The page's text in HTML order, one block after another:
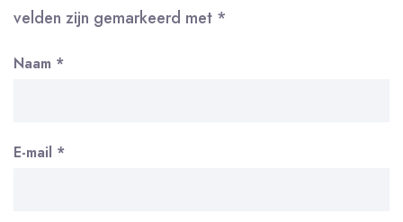
velden zijn gemarkeerd met *
Naam *
E-mail *